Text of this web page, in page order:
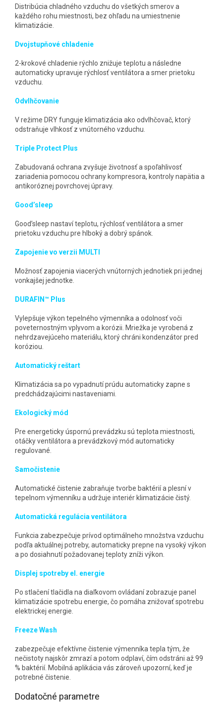
Distribúcia chladného vzduchu do všetkých smerov a
každého rohu miestnosti, bez ohľadu na umiestnenie
klimatizácie.
Dvojstupňové chladenie
2-krokové chladenie rýchlo znižuje teplotu a následne
automaticky upravuje rýchlosť ventilátora a smer prietoku
vzduchu.
Odvlhčovanie
V režime DRY funguje klimatizácia ako odvlhčovač, ktorý
odstraňuje vlhkosť z vnútorného vzduchu.
Triple Protect Plus
Zabudovaná ochrana zvyšuje životnosť a spoľahlivosť
zariadenia pomocou ochrany kompresora, kontroly napätia a
antikoróznej povrchovej úpravy.
Good’sleep
Good’sleep nastaví teplotu, rýchlosť ventilátora a smer
prietoku vzduchu pre hlboký a dobrý spánok.
Zapojenie vo verzii MULTI
Možnosť zapojenia viacerých vnútorných jednotiek pri jednej
vonkajšej jednotke.
DURAFIN™ Plus
Vylepšuje výkon tepelného výmenníka a odolnosť voči
poveternostným vplyvom a korózii. Mriežka je vyrobená z
nehrdzavejúceho materiálu, ktorý chráni kondenzátor pred
koróziou.
Automatický reštart
Klimatizácia sa po vypadnutí prúdu automaticky zapne s
predchádzajúcimi nastaveniami.
Ekologický mód
Pre energeticky úspornú prevádzku sú teplota miestnosti,
otáčky ventilátora a prevádzkový mód automaticky
regulované.
Samočistenie
Automatické čistenie zabraňuje tvorbe baktérií a plesní v
tepelnom výmenníku a udržuje interiér klimatizácie čistý.
Automatická regulácia ventilátora
Funkcia zabezpečuje prívod optimálneho množstva vzduchu
podľa aktuálnej potreby, automaticky prepne na vysoký výkon
a po dosiahnutí požadovanej teploty zníži výkon.
Displej spotreby el. energie
Po stlačení tlačidla na diaľkovom ovládaní zobrazuje panel
klimatizácie spotrebu energie, čo pomáha znižovať spotrebu
elektrickej energie.
Freeze Wash
zabezpečuje efektívne čistenie výmenníka tepla tým, že
nečistoty najskôr zmrazí a potom odplaví, čím odstráni až 99
% baktérií. Mobilná aplikácia vás zároveň upozorní, keď je
potrebné čistenie.
Dodatočné parametre